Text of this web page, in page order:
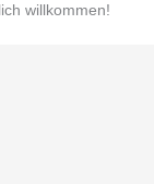
willkommen!